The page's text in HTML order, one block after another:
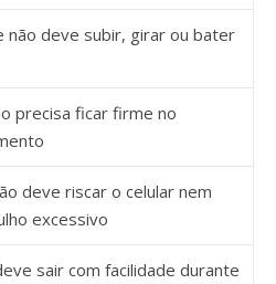
não deve subir, girar ou bater
precisa ficar firme no
deve riscar o celular nem
excessivo
sair com facilidade durante